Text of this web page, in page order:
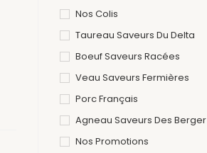
Nos Colis
Taureau Saveurs Du Delta
Boeuf Saveurs Racées
Veau Saveurs Fermières
Porc Français
Agneau Saveurs Des Berger
Nos Promotions